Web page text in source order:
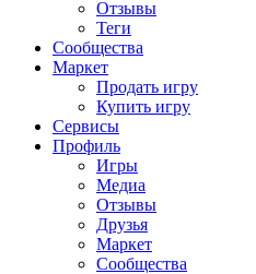
Отзывы
Теги
Сообщества
Маркет
Продать игру
Купить игру
Сервисы
Профиль
Игры
Медиа
Отзывы
Друзья
Маркет
Сообщества